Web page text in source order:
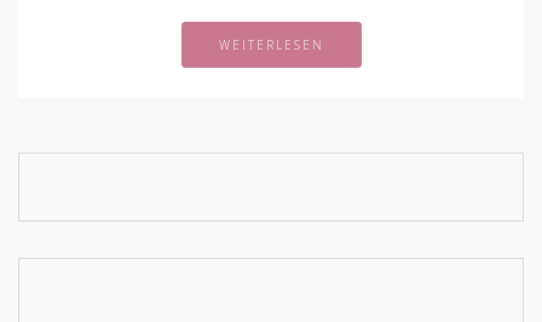
WEITERLESEN